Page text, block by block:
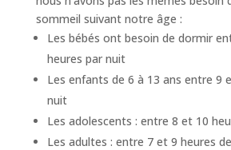
sommeil suivant notre âge :
Les bébés ont besoin de dormir
heures par nuit
Les enfants de 6 à 13 ans entre 9
nuit
Les adolescents : entre 8 et 10
Les adultes : entre 7 et 9 heures